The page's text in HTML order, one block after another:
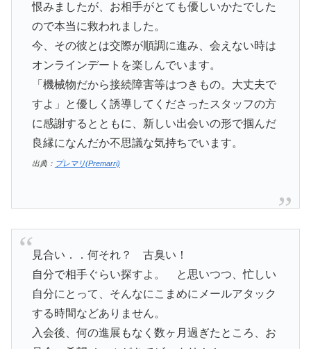
恨みましたが、お相手がとても優しいかたでした
ので本当に救われました。
今、その彼とは交際が順調に進み、会えない時は
オンラインデートを楽しんでいます。
「機械物だから接続障害等はつきもの。大丈夫で
すよ」と優しく誘導してくださったスタッフの方
に感謝するとともに、新しい出会いの形で掴んだ
良縁になんだか不思議な気持ちでいます。
出典： プレマリ(Premarri)
見合い．．何それ？ 古臭い！
自分で相手ぐらい探すよ。 と思いつつ、忙しい
自分にとって、そんなにこまめにメールアタック
する時間などありません。
入会後、何の進展もなく数ヶ月過ぎたところ、お